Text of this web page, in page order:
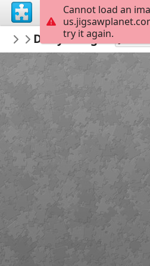
anneninokulu
OKUL
Dünya su günü
Cannot load an
try it again.